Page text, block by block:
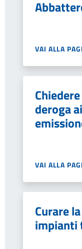
VAI ALLA
deroga
VAI ALLA
Curare
impianti